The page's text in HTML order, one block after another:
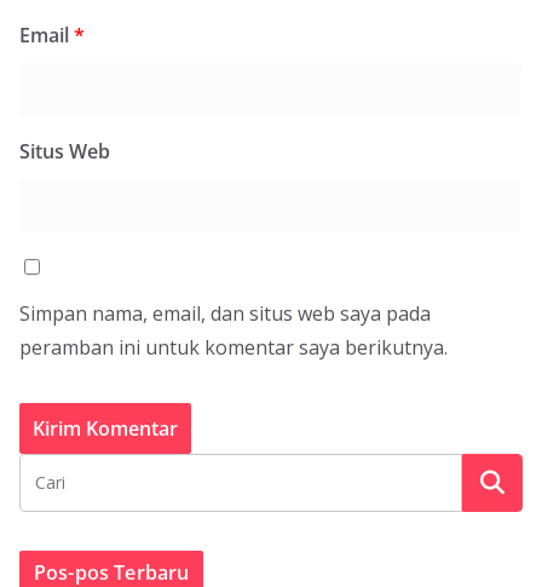
Email*
Situs Web
Simpan nama, email, dan situs web saya pada
peramban ini untuk komentar saya berikutnya.
Pos-pos Terbaru